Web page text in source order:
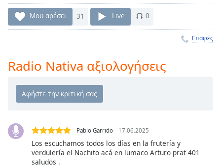
1x
Chapters
Descriptions
off
,
selected
Μου αρέσει 31 Live 0
Επαφές
Radio Nativa αξιολογήσεις
Pablo Garrido 17.06.2025
Los escuchamos todos los días en la frutería y
verdulería el Nachito acá en lumaco Arturo prat 401
saludos .